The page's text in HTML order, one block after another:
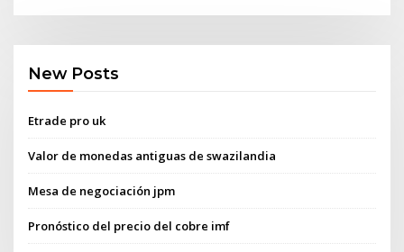
New Posts
Etrade pro uk
Valor de monedas antiguas de swazilandia
Mesa de negociación jpm
Pronóstico del precio del cobre imf